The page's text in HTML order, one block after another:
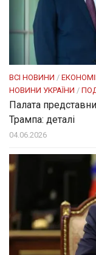
ВСІ НОВИНИ /
НОВИНИ УКРАЇНИ /
Палата
Трампа: деталі
04.06.2026